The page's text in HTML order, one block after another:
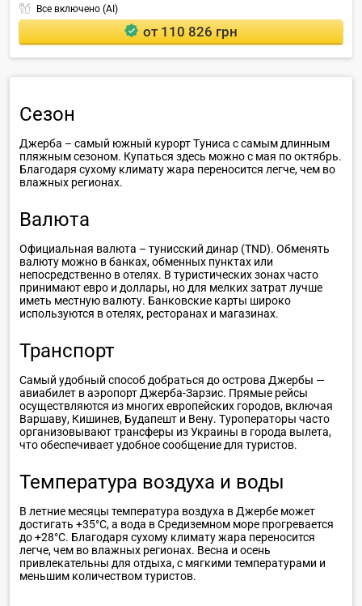
Все включено (AI)
от 110 826 грн
Сезон
Джерба – самый южный курорт Туниса с самым длинным
пляжным сезоном. Купаться здесь можно с мая по октябрь.
Благодаря сухому климату жара переносится легче, чем во
влажных регионах.
Валюта
Официальная валюта – тунисский динар (TND). Обменять
валюту можно в банках, обменных пунктах или
непосредственно в отелях. В туристических зонах часто
принимают евро и доллары, но для мелких затрат лучше
иметь местную валюту. Банковские карты широко
используются в отелях, ресторанах и магазинах.
Транспорт
Самый удобный способ добраться до острова Джербы —
авиабилет в аэропорт Джерба-Зарзис. Прямые рейсы
осуществляются из многих европейских городов, включая
Варшаву, Кишинев, Будапешт и Вену. Туроператоры часто
организовывают трансферы из Украины в города вылета,
что обеспечивает удобное сообщение для туристов.
Температура воздуха и воды
В летние месяцы температура воздуха в Джербе может
достигать +35°C, а вода в Средиземном море прогревается
до +28°C. Благодаря сухому климату жара переносится
легче, чем во влажных регионах. Весна и осень
привлекательны для отдыха, с мягкими температурами и
меньшим количеством туристов.